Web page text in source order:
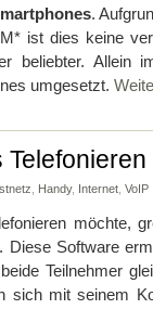
.
ist dies keine
beliebter. Allein
umgesetzt.
Handy, Internet VoIP
möchte,
Software
Teilnehmer
sich mit seinem